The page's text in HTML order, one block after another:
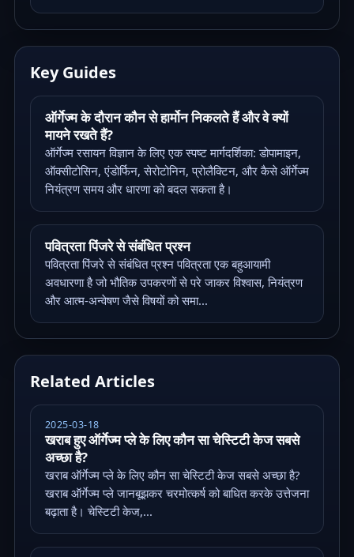
Key Guides
ऑर्गेज्म के दौरान कौन से हार्मोन निकलते हैं और वे क्यों
मायने रखते हैं?
ऑर्गेज्म रसायन विज्ञान के लिए एक स्पष्ट मार्गदर्शिका: डोपामाइन,
ऑक्सीटोसिन, एंडोर्फिन, सेरोटोनिन, प्रोलैक्टिन, और कैसे ऑर्गेज्म
नियंत्रण समय और धारणा को बदल सकता है।
पवित्रता पिंजरे से संबंधित प्रश्न
पवित्रता पिंजरे से संबंधित प्रश्न पवित्रता एक बहुआयामी
अवधारणा है जो भौतिक उपकरणों से परे जाकर विश्वास, नियंत्रण
और आत्म-अन्वेषण जैसे विषयों को समा...
Related Articles
2025-03-18
खराब हुए ऑर्गेज्म प्ले के लिए कौन सा चेस्टिटी केज सबसे
अच्छा है?
खराब ऑर्गेज्म प्ले के लिए कौन सा चेस्टिटी केज सबसे अच्छा है?
खराब ऑर्गेज्म प्ले जानबूझकर चरमोत्कर्ष को बाधित करके उत्तेजना
बढ़ाता है। चेस्टिटी केज,...